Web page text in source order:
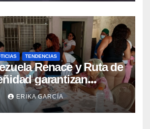
TENDENCIAS
Renace y Ruta de
garantizan
integral en
ERIKA GARCÍA